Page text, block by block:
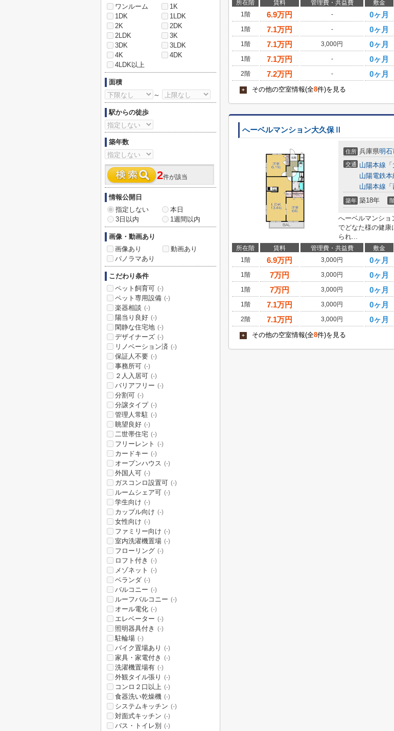
所在階 賃料 管理費・共益費 敷金
1階
6.9万円 - 0ヶ月
1階
7.1万円 - 0ヶ月
1階
7.1万円 3,000円 0ヶ月
1階
7.1万円 - 0ヶ月
2階
7.2万円 - 0ヶ月
+ その他の空室情報(全8件)を見る
へーベルマンション大久保Ⅱ
住所 兵庫県明石
交通 山陽本線 「
山陽電鉄本
山陽本線 「
築年 築18年
へーベルマンシ
でどなた様の健康
られ...
所在階 賃料 管理費・共益費 敷金
1階
6.9万円 3,000円 0ヶ月
1階
7万円 3,000円 0ヶ月
1階
7万円 3,000円 0ヶ月
1階
7.1万円 3,000円 0ヶ月
2階
7.1万円 3,000円 0ヶ月
+ その他の空室情報(全8件)を見る
ワンルーム
1K
1DK
1LDK
2K
2DK
2LDK
3K
3DK
3LDK
4K
4DK
4LDK以上
面積
～
駅からの徒歩
築年数
2件が該当
情報公開日
指定しない
本日
3日以内
1週間以内
画像・動画あり
画像あり
動画あり
パノラマあり
こだわり条件
ペット飼育可 (-)
ペット専用設備 (-)
楽器相談 (-)
陽当り良好 (-)
閑静な住宅地 (-)
デザイナーズ (-)
リノベーション済 (-)
保証人不要 (-)
事務所可 (-)
２人入居可 (-)
バリアフリー (-)
分割可 (-)
分譲タイプ (-)
管理人常駐 (-)
眺望良好 (-)
二世帯住宅 (-)
フリーレント (-)
カードキー (-)
オープンハウス (-)
外国人可 (-)
ガスコンロ設置可 (-)
ルームシェア可 (-)
学生向け (-)
カップル向け (-)
女性向け (-)
ファミリー向け (-)
室内洗濯機置場 (-)
フローリング (-)
ロフト付き (-)
メゾネット (-)
ベランダ (-)
バルコニー (-)
ルーフバルコニー (-)
オール電化 (-)
エレベーター (-)
照明器具付き (-)
駐輪場 (-)
バイク置場あり (-)
家具・家電付き (-)
洗濯機置場有 (-)
外観タイル張り (-)
コンロ２口以上 (-)
食器洗い乾燥機 (-)
システムキッチン (-)
対面式キッチン (-)
バス・トイレ別 (-)